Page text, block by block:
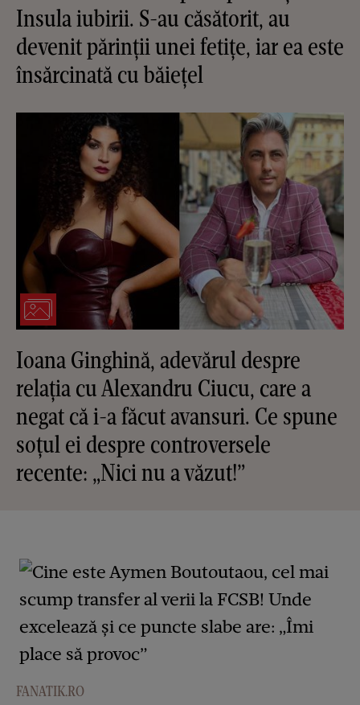
Insula iubirii. S-au căsătorit, au
devenit părinții unei fetițe, iar ea este
însărcinată cu băiețel
Ioana Ginghină, adevărul despre
relația cu Alexandru Ciucu, care a
negat că i-a făcut avansuri. Ce spune
soțul ei despre controversele
recente: „Nici nu a văzut!”
FANATIK.RO